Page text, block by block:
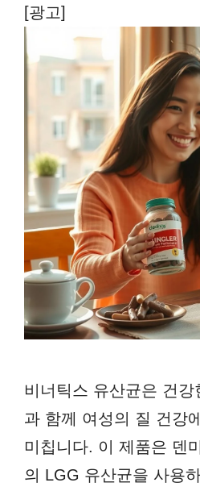
[광고]
비너틱스 유산균은 건
과 함께 여성의 질 건강
미칩니다. 이 제품은 덴
의 LGG 유산균을 사용